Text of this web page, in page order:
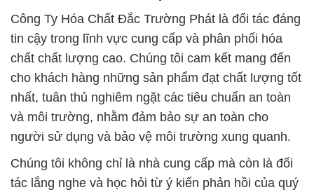
nhất, tuân thủ nghiêm ngặt các tiêu chuẩn an toàn
và môi trường, nhằm đảm bảo sự an toàn cho
người sử dụng và bảo vệ môi trường xung quanh.
Chúng tôi không chỉ là nhà cung cấp mà còn là đối
tác lắng nghe và học hỏi từ ý kiến phản hồi của quý
khách hàng. Sự tận tâm và chuyên nghiệp của đội
ngũ nhân viên chúng tôi giúp chúng tôi không
ngừng hoàn thiện và nâng cao chất lượng dịch vụ.
Đội ngũ kỹ thuật của chúng tôi luôn duy trì sự cập